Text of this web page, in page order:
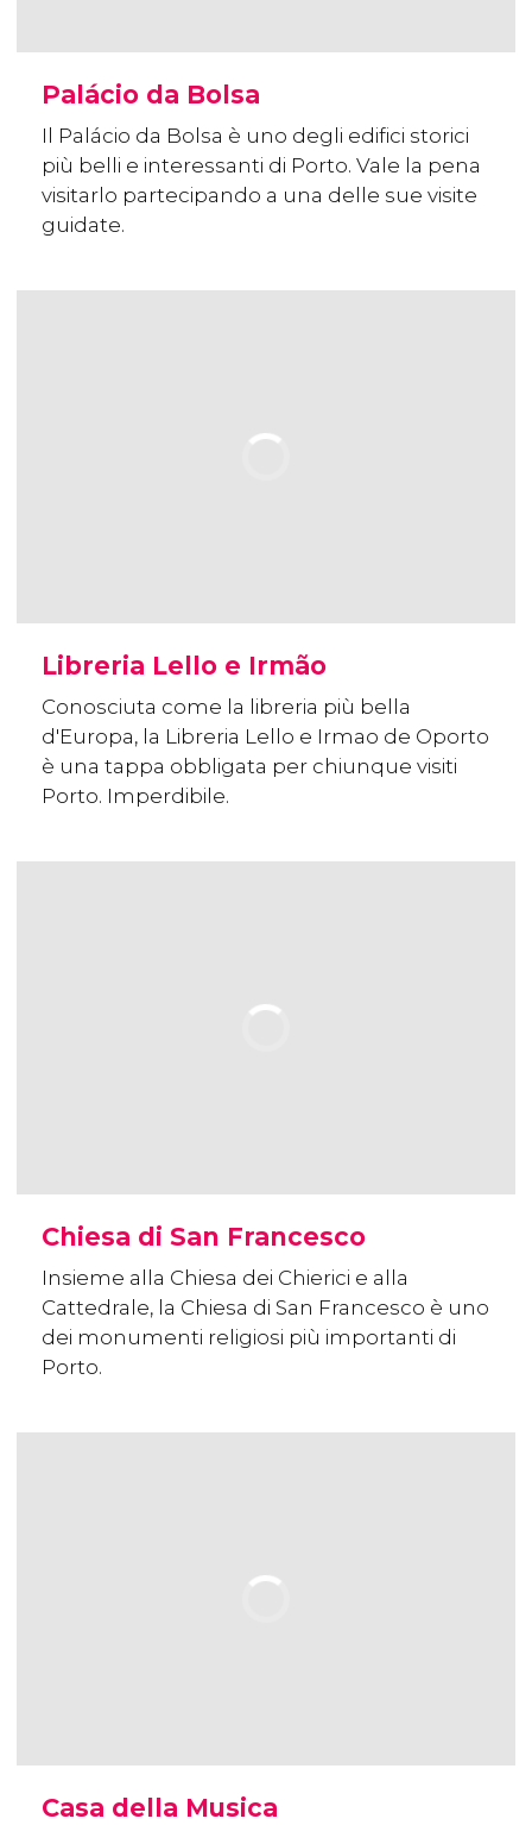
Palácio da Bolsa
Il Palácio da Bolsa è uno degli edifici storici
più belli e interessanti di Porto. Vale la pena
visitarlo partecipando a una delle sue visite
guidate.
Libreria Lello e Irmão
Conosciuta come la libreria più bella
d'Europa, la Libreria Lello e Irmao de Oporto
è una tappa obbligata per chiunque visiti
Porto. Imperdibile.
Chiesa di San Francesco
Insieme alla Chiesa dei Chierici e alla
Cattedrale, la Chiesa di San Francesco è uno
dei monumenti religiosi più importanti di
Porto.
Casa della Musica